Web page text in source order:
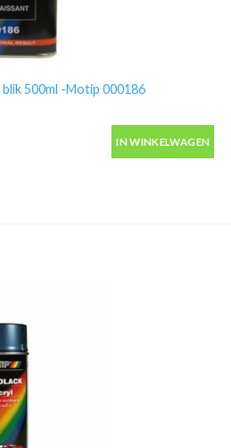
500ml -Motip 000186
500ml -Motip 000186 aantal
IN WINKELWAGEN